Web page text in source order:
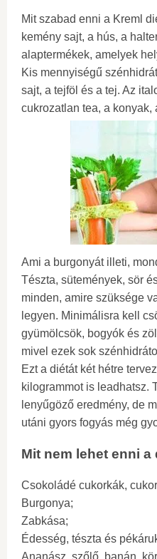
Mit szabad enni a Kreml
kemény sajt, a hús, a
alaptermékek, amelyek
Kis mennyiségű
sajt, a tejföl és a tej. Az
cukrozatlan tea, a konyak,
Ami a burgonyát illeti,
Tészta, sütemények, sör
minden, amire szüksége
legyen. Minimálisra kell
gyümölcsök, bogyók és
mivel ezek sok
Ezt a diétát két hétre
kilogrammot is leadhatsz.
lenyűgöző eredmény, de
utáni gyors fogyás még
Mit nem lehet enni a
Csokoládé cukorkák,
Burgonya;
Zabkása;
Édesség, tészta és
Ananász, szőlő, banán,